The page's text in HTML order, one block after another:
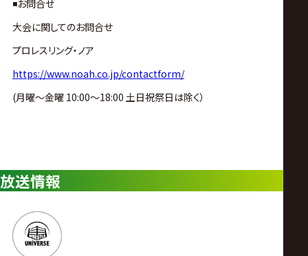
◾️お問合せ
大会に関してのお問合せ
プロレスリング・ノア
https://www.noah.co.jp/contactform/
(月曜〜金曜 10:00〜18:00 土日祝祭日は除く）
放送情報